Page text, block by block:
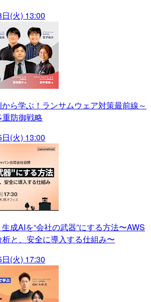
(火) 13:00
から学ぶ！ランサムウェア対策最前線～
防御戦略
(火) 13:00
生成AIを“会社の武器”にする方法〜AWS
と、安全に導入する仕組み〜
(火) 17:30